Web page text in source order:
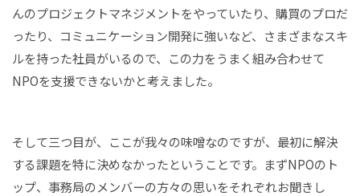
んのプロジェクトマネジメントをやっていたり、購買のプロだ
ったり、コミュニケーション開発に強いなど、さまざまなスキ
ルを持った社員がいるので、この力をうまく組み合わせて
NPOを支援できないかと考えました。
そして三つ目が、ここが我々の味噌なのですが、最初に解決
する課題を特に決めなかったということです。まずNPOのト
ップ、事務局のメンバーの方々の思いをそれぞれお聞きし